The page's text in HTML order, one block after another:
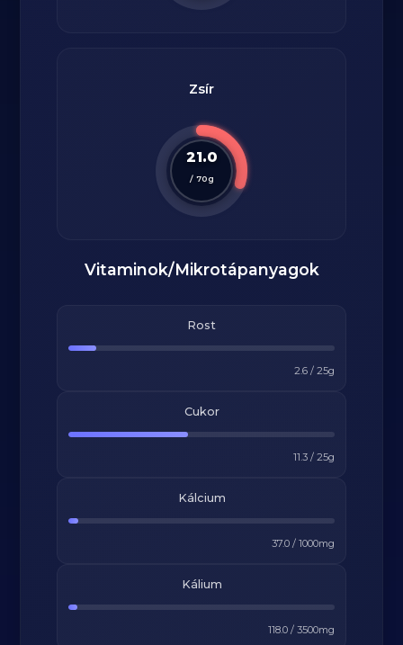
Zsír
21.0
/ 70g
Vitaminok/Mikrotápanyagok
Rost
2.6/ 25g
Cukor
11.3/ 25g
Kálcium
37.0/ 1000mg
Kálium
118.0/ 3500mg